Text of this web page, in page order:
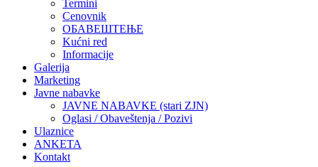
Termini
Cenovnik
ОБАВЕШТЕЊЕ
Kućni red
Informacije
Galerija
Marketing
Javne nabavke
JAVNE NABAVKE (stari ZJN)
Oglasi / Obaveštenja / Pozivi
Ulaznice
ANKETA
Kontakt